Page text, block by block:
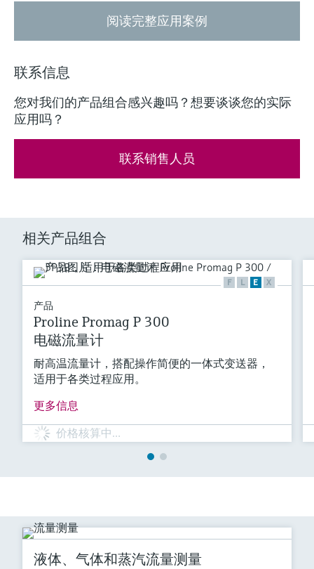
阅读完整应用案例
联系信息
您对我们的产品组合感兴趣吗？想要谈谈您的实际
应用吗？
联系销售人员
相关产品组合
F L E X
产品
Proline Promag P 300
电磁流量计
耐高温流量计，搭配操作简便的一体式变送器，
适用于各类过程应用。
更多信息
价格核算中…
液体、气体和蒸汽流量测量